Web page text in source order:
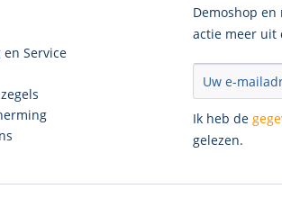
Service
Demoshop
actie meer uit
Ik heb de
gelezen.